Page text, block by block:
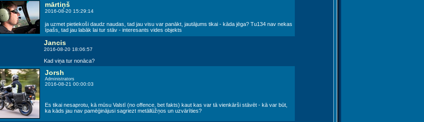
mārtiņš
2016-08-20 15:29:14
ja uzmet pietiekoši daudz naudas, tad jau visu var panākt, jautājums tikai - kāda jēga? Tu134 nav nekas
īpašs, tad jau labāk lai tur stāv - interesants vides objekts
Jancis
2016-08-20 18:06:57
Kad viņa tur nonāca?
Jorsh
Administrators
2016-08-21 00:00:03
Es tikai nesaprotu, kā mūsu Valstī (no offence, bet fakts) kaut kas var tā vienkārši stāvēt - kā var būt,
ka kāds jau nav pamēģinājusi sagriezt metāllūžņos un uzvārīties?